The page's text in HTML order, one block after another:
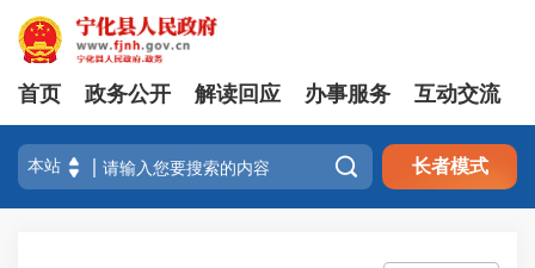
首页 政务公开 解读回应 办事服务 互动交流
 长者模式